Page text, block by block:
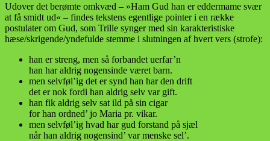
Udover det berømte omkvæd – »Ham Gud han er eddermame svær
at få smidt ud« – findes tekstens egentlige pointer i en række
postulater om Gud, som Trille synger med sin karakteristiske
hæse/skrigende/yndefulde stemme i slutningen af hvert vers (strofe):
han er streng, men så forbandet uerfar’n
han har aldrig nogensinde været barn.
men selvføl’ig det er synd han har den drift
det er nok fordi han aldrig selv var gift.
han fik aldrig selv sat ild på sin cigar
for han ordned’ jo Maria pr. vikar.
men selvføl’ig hvad har gud forstand på sjæl
når han aldrig nogensind’ var menske sel’.